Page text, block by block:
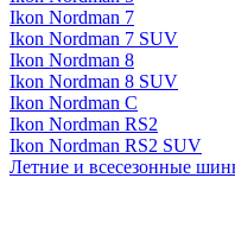
Ikon Nordman 7
Ikon Nordman 7 SUV
Ikon Nordman 8
Ikon Nordman 8 SUV
Ikon Nordman C
Ikon Nordman RS2
Ikon Nordman RS2 SUV
Летние и всесезонные